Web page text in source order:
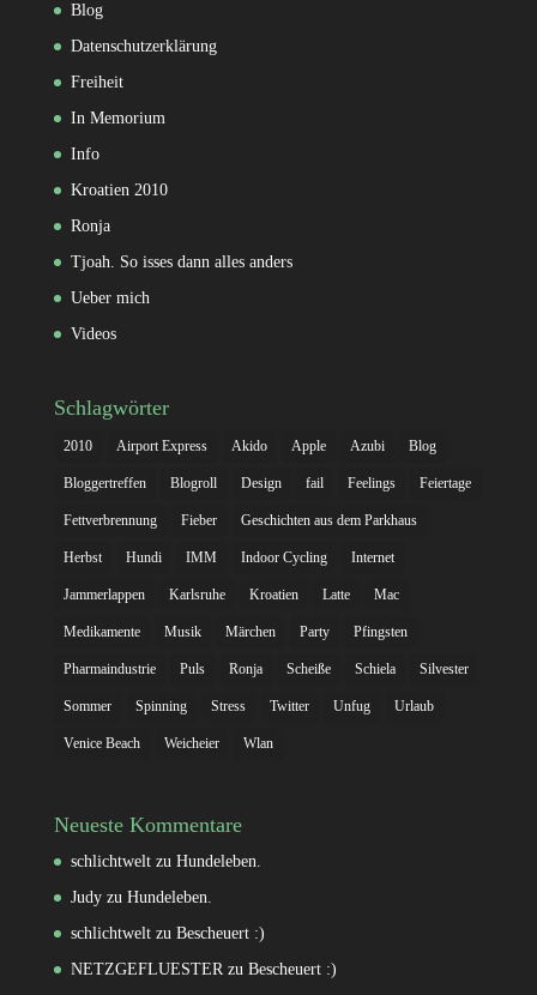
Blog
Datenschutzerklärung
Freiheit
In Memorium
Info
Kroatien 2010
Ronja
Tjoah. So isses dann alles anders
Ueber mich
Videos
Schlagwörter
2010 Airport Express Akido Apple Azubi Blog
Bloggertreffen Blogroll Design fail Feelings Feiertage
Fettverbrennung Fieber Geschichten aus dem Parkhaus
Herbst Hundi IMM Indoor Cycling Internet
Jammerlappen Karlsruhe Kroatien Latte Mac
Medikamente Musik Märchen Party Pfingsten
Pharmaindustrie Puls Ronja Scheiße Schiela Silvester
Sommer Spinning Stress Twitter Unfug Urlaub
Venice Beach Weicheier Wlan
Neueste Kommentare
schlichtweltzu Hundeleben.
Judyzu Hundeleben.
schlichtweltzu Bescheuert :)
NETZGEFLUESTERzu Bescheuert :)